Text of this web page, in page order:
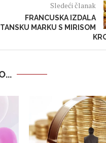
Sledeći članak
FRANCUSKA IZDALA
MARKU S MIRISOM